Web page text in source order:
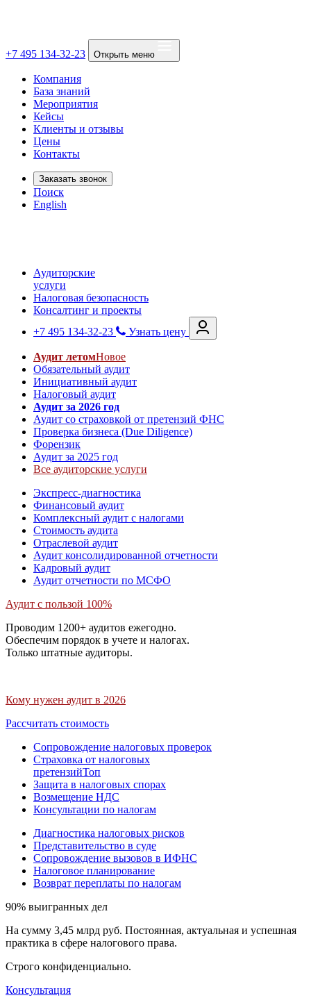
+7 495 134-32-23 Открыть меню
Компания
База знаний
Мероприятия
Кейсы
Клиенты и отзывы
Цены
Контакты
Заказать звонок
Поиск
English
Аудиторские
услуги
Налоговая безопасность
Консалтинг и проекты
+7 495 134-32-23
Узнать цену
Аудит летомНовое
Обязательный аудит
Инициативный аудит
Налоговый аудит
Аудит за 2026 год
Аудит со страховкой от претензий ФНС
Проверка бизнеса (Due Diligence)
Форензик
Аудит за 2025 год
Все аудиторские услуги
Экспресс-диагностика
Финансовый аудит
Комплексный аудит с налогами
Стоимость аудита
Отраслевой аудит
Аудит консолидированной отчетности
Кадровый аудит
Аудит отчетности по МСФО
Аудит с пользой 100%
Проводим 1200+ аудитов ежегодно.
Обеспечим порядок в учете и налогах.
Только штатные аудиторы.
Кому нужен аудит в 2026
Рассчитать стоимость
Сопровождение налоговых проверок
Страховка от налоговых
претензийТоп
Защита в налоговых спорах
Возмещение НДС
Консультации по налогам
Диагностика налоговых рисков
Представительство в суде
Сопровождение вызовов в ИФНС
Налоговое планирование
Возврат переплаты по налогам
90% выигранных дел
На сумму 3,45 млрд руб. Постоянная, актуальная и успешная
практика в сфере налогового права.
Строго конфиденциально.
Консультация